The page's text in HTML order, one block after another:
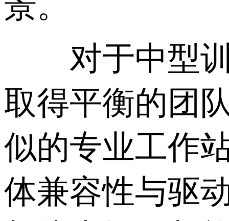
对于中型训
取得平衡的团
似的专业工作
体兼容性与驱